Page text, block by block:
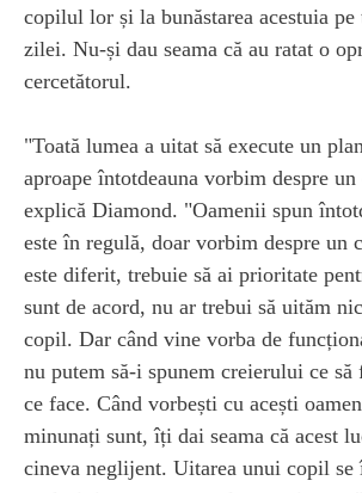
copilul lor și la bunăstarea acestuia pe
zilei. Nu-și dau seama că au ratat o
cercetătorul.
"Toată lumea a uitat să execute un
aproape întotdeauna vorbim despre
explică Diamond. "Oamenii spun
este în regulă, doar vorbim despre un
este diferit, trebuie să ai prioritate
sunt de acord, nu ar trebui să uităm
copil. Dar când vine vorba de
nu putem să-i spunem creierului ce să
ce face. Când vorbești cu acești
minunați sunt, îți dai seama că acest
cineva neglijent. Uitarea unui copil se